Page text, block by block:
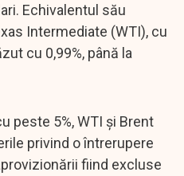
Echivalentul său
Intermediate (WTI), cu
cu 0,99%, până la
peste 5%, WTI și Brent
privind o întrerupere
fiind excluse